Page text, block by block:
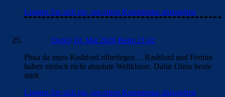
Loggen Sie sich ein, um einen Kommentar abzugeben
DonQ 10. Mai 2026 Beim 21:42
Phua da muss Rashford rüberlegen… Rashford und Fermin
haben einfach nicht absolute Weltklasse. Dafür Olmo heute
stark.
Loggen Sie sich ein, um einen Kommentar abzugeben